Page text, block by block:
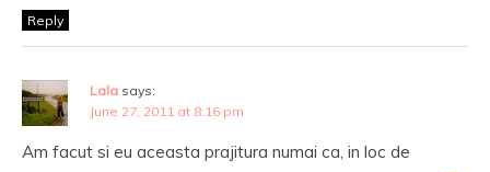
Reply
Lala says:
June 27, 2011 at 8:16 pm
Am facut si eu aceasta prajitura numai ca, in loc de